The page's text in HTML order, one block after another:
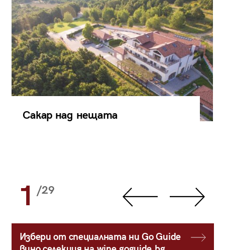
Сакар над нещата
1 /29
Избери от специалната ни Go Guide